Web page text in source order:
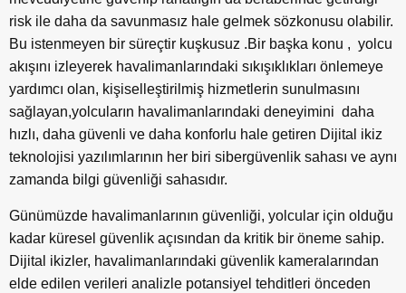
risk ile daha da savunmasız hale gelmek sözkonusu olabilir.
Bu istenmeyen bir süreçtir kuşkusuz .Bir başka konu , yolcu
akışını izleyerek havalimanlarındaki sıkışıklıkları önlemeye
yardımcı olan, kişiselleştirilmiş hizmetlerin sunulmasını
sağlayan,yolcuların havalimanlarındaki deneyimini daha
hızlı, daha güvenli ve daha konforlu hale getiren Dijital ikiz
teknolojisi yazılımlarının her biri sibergüvenlik sahası ve aynı
zamanda bilgi güvenliği sahasıdır.
Günümüzde havalimanlarının güvenliği, yolcular için olduğu
kadar küresel güvenlik açısından da kritik bir öneme sahip.
Dijital ikizler, havalimanlarındaki güvenlik kameralarından
elde edilen verileri analizle potansiyel tehditleri önceden